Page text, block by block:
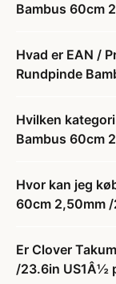
Bambus 60cm
Hvad er EAN /
Rundpinde
Hvilken
Bambus 60cm
Hvor kan jeg
60cm 2,50mm
Er Clover
/23.6in US1Â½